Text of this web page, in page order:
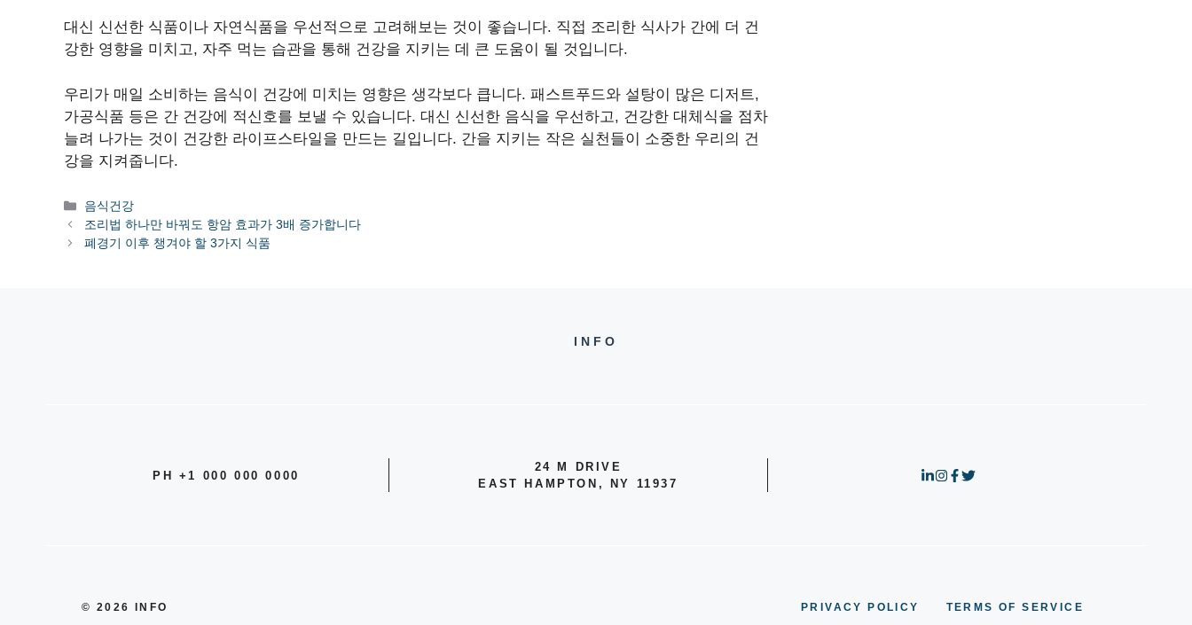
대신 신선한 식품이나 자연식품을 우선적으로 고려해보는 것이 좋습니다. 직접 조리한 식사가 간에 더 건
강한 영향을 미치고, 자주 먹는 습관을 통해 건강을 지키는 데 큰 도움이 될 것입니다.
우리가 매일 소비하는 음식이 건강에 미치는 영향은 생각보다 큽니다. 패스트푸드와 설탕이 많은 디저트,
가공식품 등은 간 건강에 적신호를 보낼 수 있습니다. 대신 신선한 음식을 우선하고, 건강한 대체식을 점차
늘려 나가는 것이 건강한 라이프스타일을 만드는 길입니다. 간을 지키는 작은 실천들이 소중한 우리의 건
강을 지켜줍니다.
카
테
고
음식건강
조리법 하나만 바꿔도 항암 효과가 3배 증가합니다
폐경기 이후 챙겨야 할 3가지 식품
INFO
PH +1 000 000 0000
24 M DRIVE
EAST HAMPTON, NY 11937
© 2026 INFO PRIVACY POLICY TERMS OF SERVICE